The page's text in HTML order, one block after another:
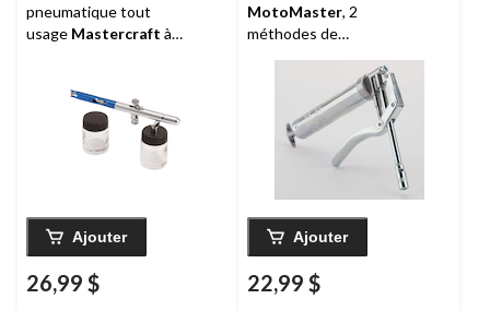
pneumatique tout
usage Mastercraft à
Ajouter
26,99 $
MotoMaster, 2
méthodes de
Ajouter
22,99 $